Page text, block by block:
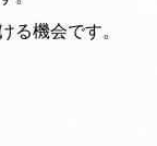
る機会です。